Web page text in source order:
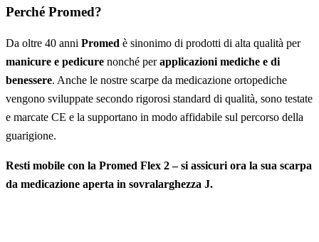
Perché Promed?
Da oltre 40 anni Promed è sinonimo di prodotti di alta qualità per
manicure e pedicure nonché perapplicazioni mediche e di
benessere. Anche le nostre scarpe da medicazione ortopediche
vengono sviluppate secondo rigorosi standard di qualità, sono testate
e marcate CE e la supportano in modo affidabile sul percorso della
guarigione.
Resti mobile con la Promed Flex 2 – si assicuri ora la sua scarpa
da medicazione aperta in sovralarghezza J.